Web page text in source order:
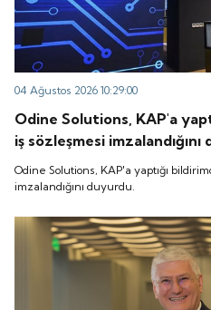
04 Ağustos 2026 10:29:00
Odine Solutions, KAP'a
iş sözleşmesi
Odine Solutions, KAP'a yaptığı
imzalandığını duyurdu.